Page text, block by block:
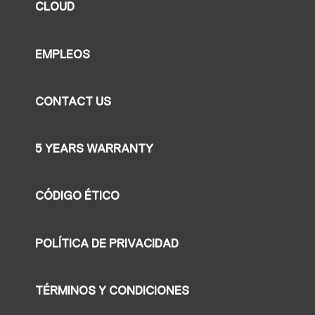
CLOUD
EMPLEOS
CONTACT US
5 YEARS WARRANTY
CÓDIGO ÉTICO
POLÍTICA DE PRIVACIDAD
TÉRMINOS Y CONDICIONES